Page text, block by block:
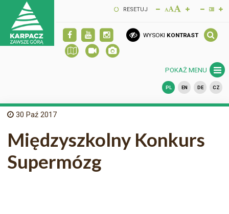
RESETUJ
WYSOKI KONTRAST
POKAŻ MENU
PL EN DE CZ
30 Paź 2017
Międzyszkolny Konkurs
Supermózg